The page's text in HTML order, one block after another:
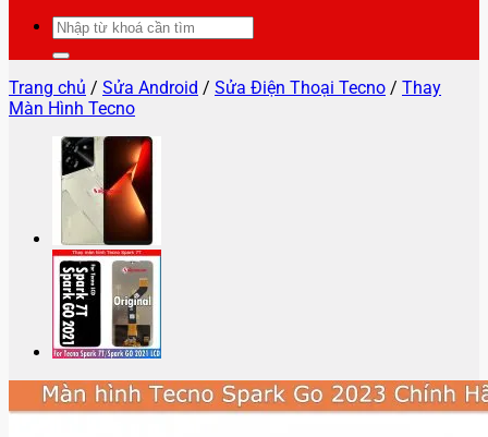
Tìm
kiếm:
Trang chủ / Sửa Android / Sửa Điện Thoại Tecno / Thay
Màn Hình Tecno